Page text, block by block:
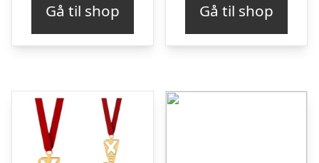
Gå til shop Gå til shop